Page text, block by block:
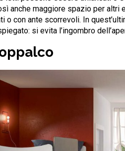
anche maggiore spazio per altri
o con ante scorrevoli. In
si evita l’ingombro